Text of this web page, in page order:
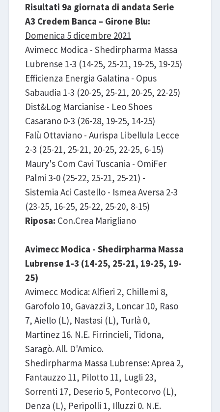
Risultati 9a giornata di andata Serie
A3 Credem Banca – Girone Blu:
Domenica 5 dicembre 2021
Avimecc Modica - Shedirpharma Massa
Lubrense 1-3 (14-25, 25-21, 19-25, 19-25)
Efficienza Energia Galatina - Opus
Sabaudia 1-3 (20-25, 25-21, 20-25, 22-25)
Dist&Log Marcianise - Leo Shoes
Casarano 0-3 (26-28, 19-25, 14-25)
Falù Ottaviano - Aurispa Libellula Lecce
2-3 (25-21, 25-21, 20-25, 22-25, 6-15)
Maury's Com Cavi Tuscania - OmiFer
Palmi 3-0 (25-22, 25-21, 25-21) -
Sistemia Aci Castello - Ismea Aversa 2-3
(23-25, 16-25, 25-22, 25-20, 8-15)
Riposa: Con.Crea Marigliano
Avimecc Modica - Shedirpharma Massa
Lubrense 1-3 (14-25, 25-21, 19-25, 19-
25)
Avimecc Modica: Alfieri 2, Chillemi 8,
Garofolo 10, Gavazzi 3, Loncar 10, Raso
7, Aiello (L), Nastasi (L), Turlà 0,
Martinez 16. N.E. Firrincieli, Tidona,
Saragò. All. D'Amico.
Shedirpharma Massa Lubrense: Aprea 2,
Fantauzzo 11, Pilotto 11, Lugli 23,
Sorrenti 17, Deserio 5, Pontecorvo (L),
Denza (L), Peripolli 1, Illuzzi 0. N.E.